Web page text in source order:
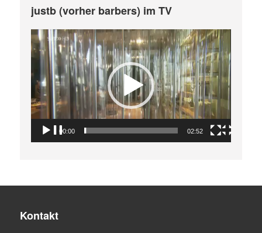
justb (vorher barbers) im TV
Video-
Player
00:00 02:52
Kontakt